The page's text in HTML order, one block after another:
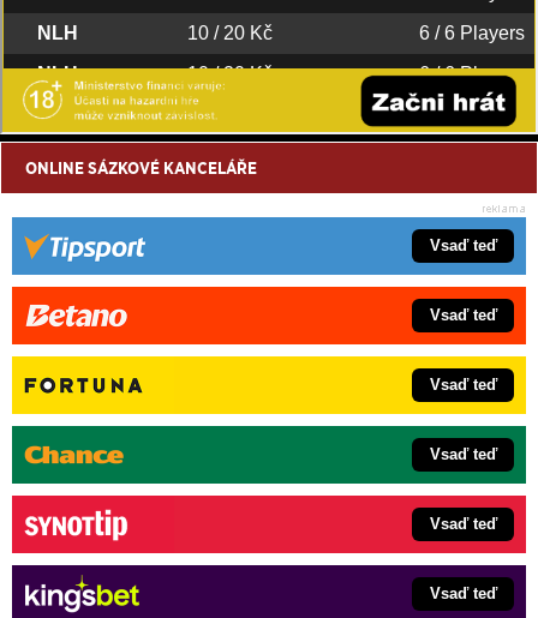
ONLINE SÁZKOVÉ KANCELÁŘE
Vsaď teď
Vsaď teď
Vsaď teď
Vsaď teď
Vsaď teď
Vsaď teď